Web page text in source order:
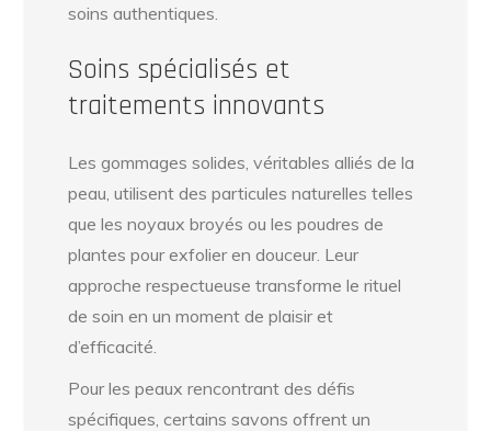
soins authentiques.
Soins spécialisés et
traitements innovants
Les gommages solides, véritables alliés de la
peau, utilisent des particules naturelles telles
que les noyaux broyés ou les poudres de
plantes pour exfolier en douceur. Leur
approche respectueuse transforme le rituel
de soin en un moment de plaisir et
d’efficacité.
Pour les peaux rencontrant des défis
spécifiques, certains savons offrent un